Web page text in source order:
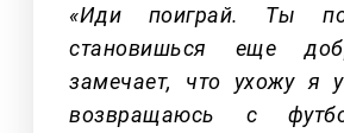
«Иди поиграй. Ты
становишься еще
замечает, что ухожу я
возвращаюсь с